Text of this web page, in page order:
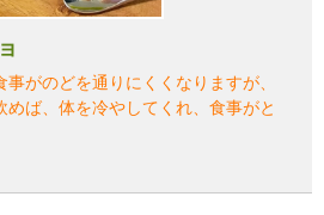
がのどを通りにくくなりますが、
めば、体を冷やしてくれ、食事がと